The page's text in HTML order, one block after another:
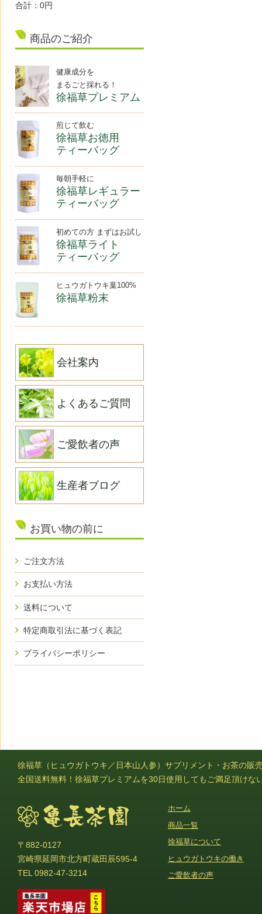
合計：0円
商品のご紹介
健康成分を
まるごと採れる！
徐福草プレミアム
煎じて飲む
徐福草お徳用
ティーバッグ
毎朝手軽に
徐福草レギュラー
ティーバッグ
初めての方 まずはお試し
徐福草ライト
ティーバッグ
ヒュウガトウキ葉100%
徐福草粉末
会社案内
よくあるご質問
ご愛飲者の声
生産者ブログ
お買い物の前に
ご注文方法
お支払い方法
送料について
特定商取引法に基づく表記
プライバシーポリシー
徐福草（ヒュウガトウキ／日本山人参）サプリメント・お茶の販
全国送料無料！徐福草プレミアムを30日使用してもご満足頂けな
〒882-0127
宮崎県延岡市北方町蔵田辰595-4
TEL 0982-47-3214
ホーム
商品一覧
徐福草について
ヒュウガトウキの働き
ご愛飲者の声